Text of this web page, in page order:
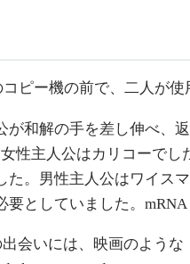
ピー機の前で、二人が使
が和解の手を差し伸べ
性主人公はカリコーで
。男性主人公はワイス
としていました。mRNA
出会いには、映画のよう